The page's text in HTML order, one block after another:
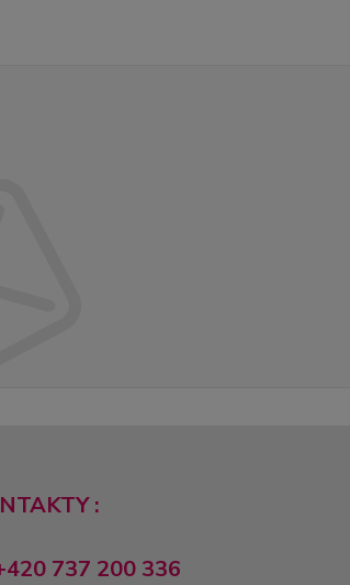
:
737 200 336